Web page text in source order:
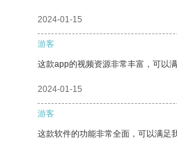
2024-01-15
游客
这款app的视频资源非常丰富，可以
2024-01-15
游客
这款软件的功能非常全面，可以满足